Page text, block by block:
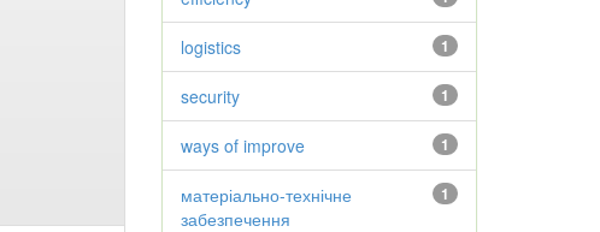
1
logistics
1
security
1
ways of improve
1
матеріально-технічне
забезпечення